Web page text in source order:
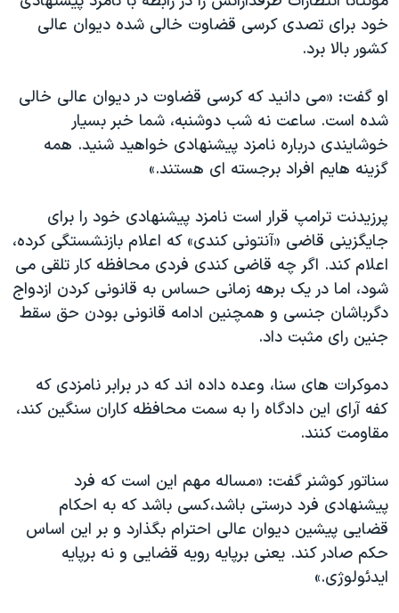
نرگس محمدی برنده جایزه نوبل صلح
همایش محافظه‌کاران آمریکا «سی‌پک»
سفر پرزیدنت ترامپ به چین
خود برای تصدی کرسی قضاوت خالی شده دیوان عالی
کشور بالا برد.
او گفت: «می دانید که کرسی قضاوت در دیوان عالی خالی
شده است. ساعت نه شب دوشنبه، شما خبر بسیار
خوشایندی درباره نامزد پیشنهادی خواهید شنید. همه
گزینه هایم افراد برجسته ای هستند.»
پرزیدنت ترامپ قرار است نامزد پیشنهادی خود را برای
جایگزینی قاضی «آنتونی کندی» که اعلام بازنشستگی کرده،
اعلام کند. اگر چه قاضی کندی فردی محافظه کار تلقی می
شود، اما در یک برهه زمانی حساس به قانونی کردن ازدواج
دگرباشان جنسی و همچنین ادامه قانونی بودن حق سقط
جنین رای مثبت داد.
دموکرات های سنا، وعده داده اند که در برابر نامزدی که
کفه آرای این دادگاه را به سمت محافظه کاران سنگین کند،
مقاومت کنند.
سناتور کوشنر گفت: «مساله مهم این است که فرد
پیشنهادی فرد درستی باشد،کسی باشد که به احکام
قضایی پیشین دیوان عالی احترام بگذارد و بر این اساس
حکم صادر کند. یعنی برپایه رویه قضایی و نه برپایه
ایدئولوژی.»